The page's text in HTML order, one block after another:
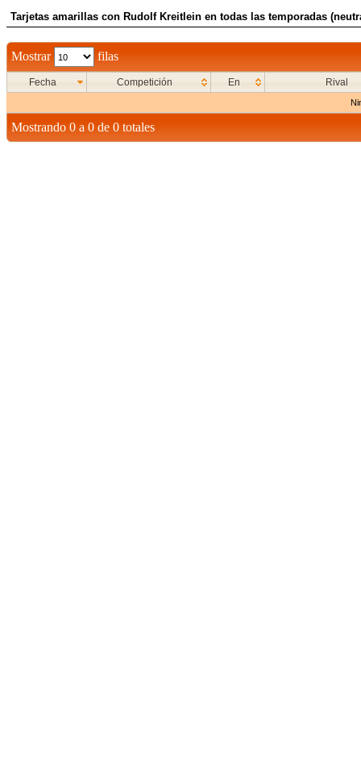
Tarjetas amarillas con Rudolf Kreitlein en todas las temporadas
Mostrar filas
Fecha Competición En Rival
Mostrando 0 a 0 de 0 totales